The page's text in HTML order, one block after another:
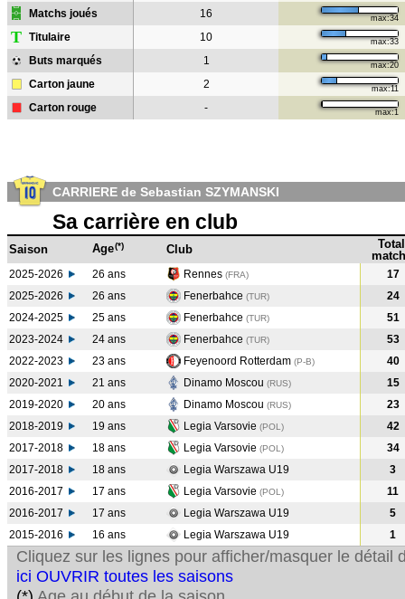
Matchs joués 16 max:34
T Titulaire 10 max:33
Buts marqués 1 max:20
Carton jaune 2 max:11
Carton rouge - max:1
CARRIERE de Sebastian SZYMANSKI
Sa carrière en club
Saison Age(*) Club
Total
2025-2026 26 ans Rennes (FRA)
17
2025-2026
26 ans Fenerbahce (TUR)
24
2024-2025
25 ans Fenerbahce (TUR)
51
2023-2024
24 ans Fenerbahce (TUR)
53
2022-2023
23 ans Feyenoord Rotterdam (P-B)
40
2020-2021
21 ans Dinamo Moscou (RUS)
15
2019-2020
20 ans Dinamo Moscou (RUS)
23
2018-2019
19 ans Legia Varsovie (POL )
42
2017-2018
18 ans Legia Varsovie (POL )
34
2017-2018
18 ans Legia Warszawa U19
3
2016-2017
17 ans Legia Varsovie (POL )
11
2016-2017
17 ans Legia Warszawa U19
5
2015-2016
16 ans Legia Warszawa U19 1
Cliquez sur les lignes pour afficher/masquer le détail
ici OUVRIR toutes les saisons